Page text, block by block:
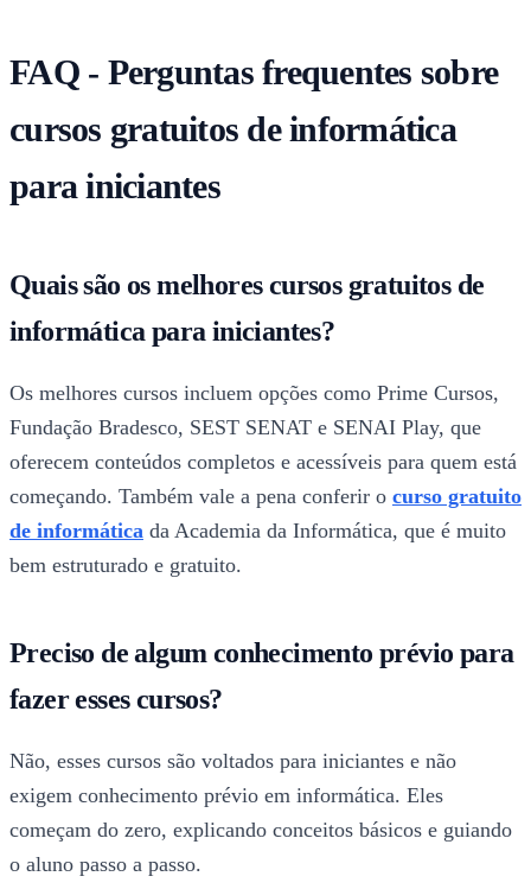
FAQ - Perguntas frequentes sobre
cursos gratuitos de informática
para iniciantes
Quais são os melhores cursos gratuitos de
informática para iniciantes?
Os melhores cursos incluem opções como Prime Cursos,
Fundação Bradesco, SEST SENAT e SENAI Play, que
oferecem conteúdos completos e acessíveis para quem está
começando. Também vale a pena conferir o curso gratuito
de informática​ da Academia da Informática, que é muito
bem estruturado e gratuito.
Preciso de algum conhecimento prévio para
fazer esses cursos?
Não, esses cursos são voltados para iniciantes e não
exigem conhecimento prévio em informática. Eles
começam do zero, explicando conceitos básicos e guiando
o aluno passo a passo.